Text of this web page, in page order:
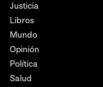
Justicia
Libros
Mundo
Opinión
Política
Salud